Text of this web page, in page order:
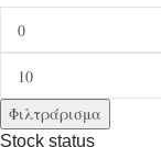
Φιλτράρισμα
Stock status